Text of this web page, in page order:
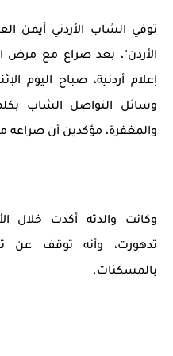
توفي الشاب الأردني أيمن
الأردن"، بعد صراع مع مرض
إعلام أردنية، صباح اليوم
وسائل التواصل الشاب
والمغفرة، مؤكدين أن صراعه
وكانت والدته أكدت خلال
تدهورت، وأنه توقف عن
بالمسكنات.